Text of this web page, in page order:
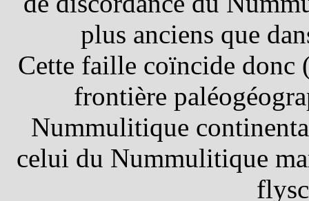
plus anciens que
Cette faille coïncide donc
frontière
Nummulitique
celui du Nummulitique